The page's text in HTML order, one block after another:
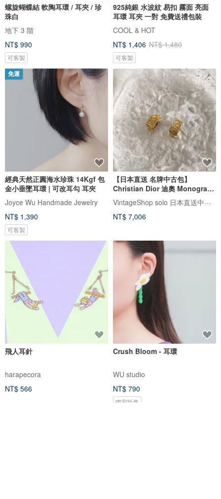
螺旋蝴蝶結 軟陶耳環 / 耳夾 / 珍
珠白
地下 3 階
NT$ 990
可客製
925純銀 水波紋 易扣 霧面 亮面
耳環 耳夾 一對 免費送禮包裝
COOL & HOT
NT$ 1,406 NT$ 1,480
可客製
免運
經典天然正圓海水珍珠 14Kgf 包
金小垂墜耳環 | 可改耳勾 耳夾
Joyce Wu Handmade Jewelry
NT$ 1,390
可客製
【日本直送 名牌中古包】
Christian Dior 迪奧 Monogram
耳環 金色 vintage 古董 2emek3VintageShop solo 日本直送中古包專賣店
NT$ 7,006
飛人耳針
harapecora
NT$ 566
Crush Bloom - 耳環
WU studio
NT$ 790
獨家販售